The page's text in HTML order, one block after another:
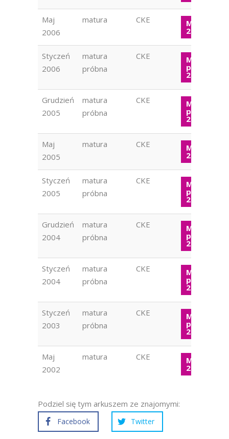
Maj
2006
matura CKE Matura
2006
Styczeń
2006
matura
próbna
CKE Matura
próbna
2006
Grudzień
2005
matura
próbna
CKE Matura
próbna
2005
Maj
2005
matura CKE Matura
2005
Styczeń
2005
matura
próbna
CKE Matura
próbna
2005
Grudzień
2004
matura
próbna
CKE Matura
próbna
2004
Styczeń
2004
matura
próbna
CKE Matura
próbna
2004
Styczeń
2003
matura
próbna
CKE Matura
próbna
2003
Maj
2002
matura CKE Matura
2002
Podziel się tym arkuszem ze znajomymi:
Facebook Twitter